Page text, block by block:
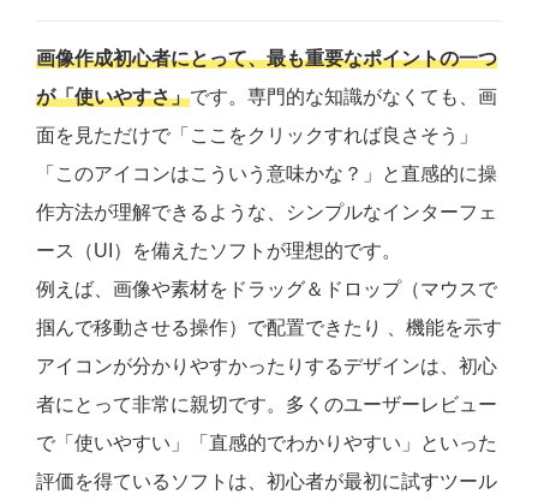
画像作成初心者にとって、最も重要なポイントの一つ
が「使いやすさ」です。専門的な知識がなくても、画
面を見ただけで「ここをクリックすれば良さそう」
「このアイコンはこういう意味かな？」と直感的に操
作方法が理解できるような、シンプルなインターフェ
ース（UI）を備えたソフトが理想的です。
例えば、画像や素材をドラッグ＆ドロップ（マウスで
掴んで移動させる操作）で配置できたり 、機能を示す
アイコンが分かりやすかったりするデザインは、初心
者にとって非常に親切です。多くのユーザーレビュー
で「使いやすい」「直感的でわかりやすい」といった
評価を得ているソフトは、初心者が最初に試すツール